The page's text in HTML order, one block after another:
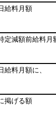
給料月額
定減額前給料月
給料月額に、
掲げる額